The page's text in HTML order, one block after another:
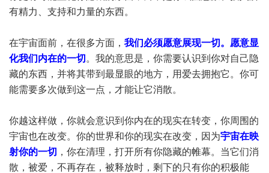
有精力、支持和力量的东西。
在宇宙面前，在很多方面， 我们必须愿意展现一切。愿意显
化我们内在的一切 。我的意思是，你需要认识到你对自己隐
藏的东西，并将其带到最显眼的地方，用爱去拥抱它。你可
能需要多次做到这一点，才能让它消散。
你越这样做，你就会意识到你内在的现实在转变，你周围的
宇宙也在改变。你的世界和你的现实在改变，因为宇宙在映
射你的一切 ，你在清理，打开所有你隐藏的帷幕。当它们消
散，被爱，不再存在，被释放时，剩下的只有你的积极能